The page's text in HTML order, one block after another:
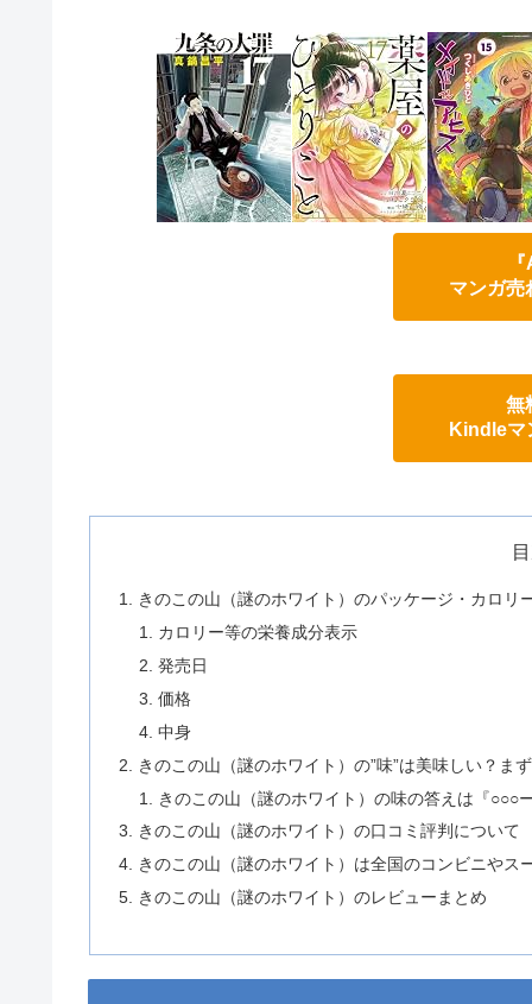
マンガ売
無
Kindleマ
きのこの山（謎のホワイト）のパッケージ・カロリ
カロリー等の栄養成分表示
発売日
価格
中身
きのこの山（謎のホワイト）の”味”は美味しい？ま
きのこの山（謎のホワイト）の味の答えは『○○○
きのこの山（謎のホワイト）の口コミ評判について
きのこの山（謎のホワイト）は全国のコンビニや
きのこの山（謎のホワイト）のレビューまとめ